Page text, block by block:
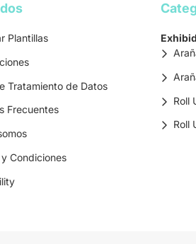
Plantillas
Tratamiento de Datos
Frecuentes
Condiciones
Roll
Roll